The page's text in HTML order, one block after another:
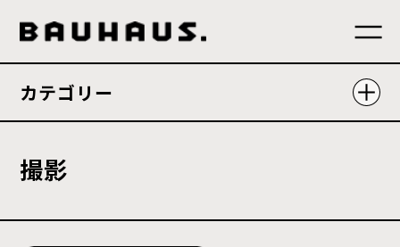
撮影
カテゴリー